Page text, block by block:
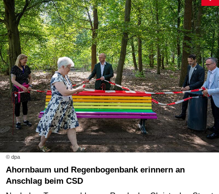
© dpa
Ahornbaum und Regenbogenbank erinnern an
Anschlag beim CSD